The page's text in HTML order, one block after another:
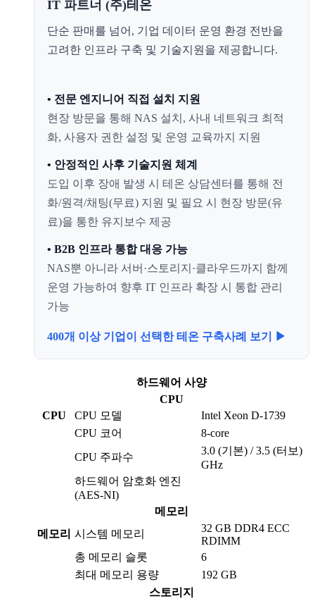
IT 파트너 (주)테온
단순 판매를 넘어, 기업 데이터 운영 환경 전반을
고려한 인프라 구축 및 기술지원을 제공합니다.
• 전문 엔지니어 직접 설치 지원
현장 방문을 통해 NAS 설치, 사내 네트워크 최적
화, 사용자 권한 설정 및 운영 교육까지 지원
• 안정적인 사후 기술지원 체계
도입 이후 장애 발생 시 테온 상담센터를 통해 전
화/원격/채팅(무료) 지원 및 필요 시 현장 방문(유
료)을 통한 유지보수 제공
• B2B 인프라 통합 대응 가능
NAS뿐 아니라 서버·스토리지·클라우드까지 함께
운영 가능하여 향후 IT 인프라 확장 시 통합 관리
가능
400개 이상 기업이 선택한 테온 구축사례 보기 ▶
하드웨어 사양
CPU
CPU
CPU 모델
Intel Xeon D-1739
CPU 코어
8-core
CPU 주파수
3.0 (기본) / 3.5 (터보)
GHz
하드웨어 암호화 엔진
(AES-NI)
메모리
메모리 시스템 메모리
32 GB DDR4 ECC
RDIMM
총 메모리 슬롯
6
최대 메모리 용량
192 GB
스토리지